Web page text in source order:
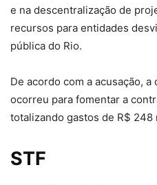
e na descentralização de
recursos para entidades
pública do Rio.
De acordo com a acusação,
ocorreu para fomentar a
totalizando gastos de R$ 248
STF